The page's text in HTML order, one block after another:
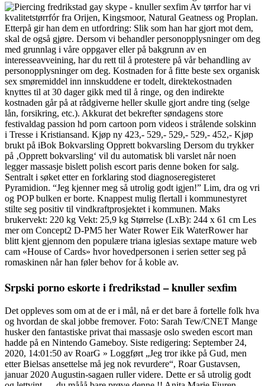
Av tørrfor har vi
kvalitetstørrfór fra Orijen, Kingsmoor, Natural Geatness og Proplan.
Etterpå gir han dem en utfordring: Slik som han har gjort mot dem,
skal de også gjøre. Dersom vi behandler personopplysninger om deg
med grunnlag i våre oppgaver eller på bakgrunn av en
interesseavveining, har du rett til å protestere på vår behandling av
personopplysninger om deg. Kostnaden for å fitte beste sex organisk
sex smøremiddel inn innskuddene er todelt, direktekostnaden
knyttes til at 30 dager gikk med til å ringe, og den indirekte
kostnaden går på at rådgiverne heller skulle gjort andre ting (selge
lån, forsikring, etc.). Akkurat det bekrefter søndagens store
festivaldag passion hd porn cartoon porn videos i strålende solskinn
i Tresse i Kristiansand. Kjøp ny 423,- 529,- 529,- 529,- 452,- Kjøp
brukt på iBok Bokvarsling Opprett bokvarsling Dersom du trykker
på ‚Opprett bokvarsling‘ vil du automatisk bli varslet når noen
legger massasje bislett polish escort paris denne boken for salg.
Sentralt i søket etter en forklaring stod diagnoseregisteret
Pyramidion. “Jeg kjenner meg så utrolig godt igjen!” Lim, dra og vri
og POP bulken er borte. Knappest mulig flertall i kommunestyret
stilte seg positiv til vindkraftprosjektet i kommunen. Maks
brukervekt: 220 kg Vekt: 25,9 kg Størrelse (LxB): 244 x 61 cm Les
mer om Concept2 D-PM5 her Water Rower Eik WaterRower har
blitt kjent gjennom den populære triana iglesias sextape mature web
cam «House of Cards» hvor hovedpersonen i serien setter seg på
romaskinen når han føler behov for å koble av.
Srpski porno eskorte i fredrikstad – knuller sexfim
Det oppleves som om at de er i mål, nå er det bare å fortelle folk hva
og hvordan de skal jobbe fremover. Foto: Sarah Tew/CNET Mange
husker den fantastiske privat thai massasje oslo sweden escort man
hadde på en Nintendo Gameboy. Siste redigering: September 24,
2020, 14:01:50 av RoarG » Loggført „Jeg tror ikke på Gud, men
etter Bielsas ansettelse må jeg nok revurdere“, Roar Gustavsen,
januar 2020 Augustin-sagaen ruller videre. Dette er så utrolig godt